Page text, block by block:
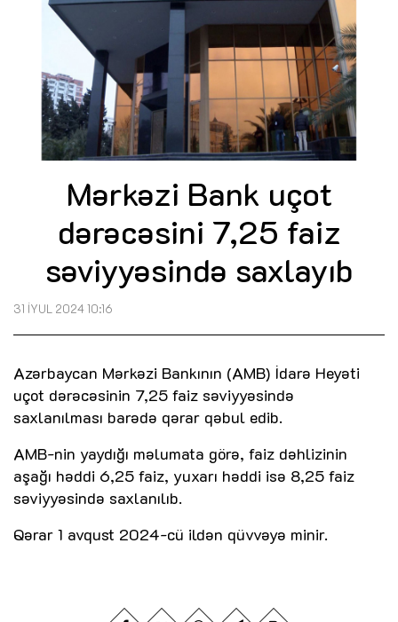
Mərkəzi Bank uçot
dərəcəsini 7,25 faiz
səviyyəsində saxlayıb
31 İYUL 2024 10:16
Azərbaycan Mərkəzi Bankının (AMB) İdarə Heyəti
uçot dərəcəsinin 7,25 faiz səviyyəsində
saxlanılması barədə qərar qəbul edib.
AMB-nin yaydığı məlumata görə, faiz dəhlizinin
aşağı həddi 6,25 faiz, yuxarı həddi isə 8,25 faiz
səviyyəsində saxlanılıb.
Qərar 1 avqust 2024-cü ildən qüvvəyə minir.